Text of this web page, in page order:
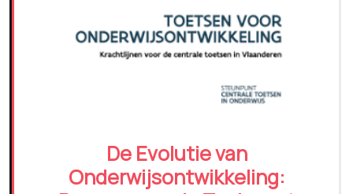
De Evolutie van
Onderwijsontwikkeling: